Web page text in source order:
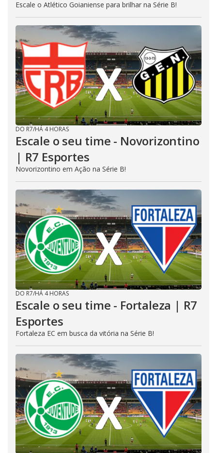
Escale o Atlético Goianiense para brilhar na Série B!
DO R7/HÁ 4 HORAS
Escale o seu time - Novorizontino
| R7 Esportes
Novorizontino em Ação na Série B!
DO R7/HÁ 4 HORAS
Escale o seu time - Fortaleza | R7
Esportes
Fortaleza EC em busca da vitória na Série B!